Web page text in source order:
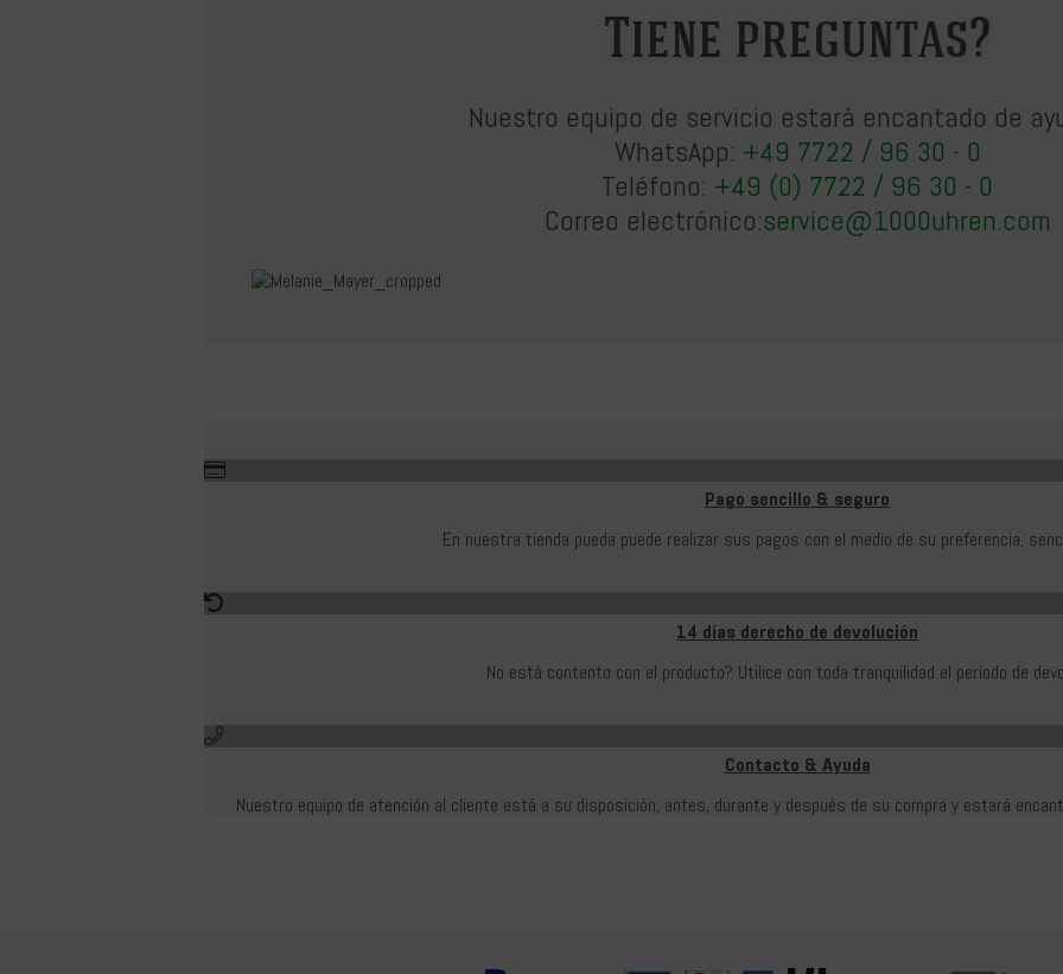
Tiene preguntas?
Nuestro equipo de servicio estará encantado de
WhatsApp: +49 7722 / 96 30 - 0
Teléfono: +49 (0) 7722 / 96 30 - 0
Correo electrónico:service@1000uhren.com
Pago sencillo & seguro
En nuestra tienda pueda puede realizar sus pagos con el medio de su preferencia,
14 días derecho de devolución
No está contento con el producto? Utilice con toda tranquilidad el periodo de
Contacto & Ayuda
Nuestro equipo de atención al cliente está a su disposición, antes, durante y después de su compra y estará